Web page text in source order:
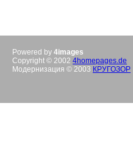
Powered by 4images
Copyright © 2002 4homepages.de
Модернизация © 2003 КРУГОЗОР